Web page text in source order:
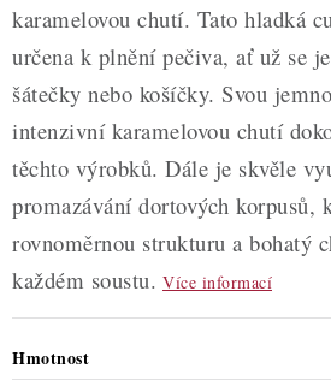
karamelovou chutí. Tato hladká
určena k plnění pečiva, ať už se
šátečky nebo košíčky. Svou
intenzivní karamelovou chutí
těchto výrobků. Dále je skvěle
promazávání dortových korpusů,
rovnoměrnou strukturu a bohatý
každém soustu. Více informací
Hmotnost